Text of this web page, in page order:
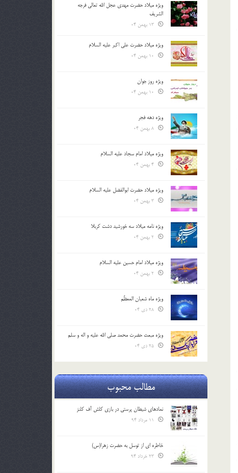
ویژه میلاد حضرت مهدی عجل الله تعالی فرجه
الشريف
ویژه میلاد حضرت علی اکبر علیه السلام
ویژه روز جوان
ویژه دهه فجر
ویژه میلاد امام سجاد علیه السلام
ویژه میلاد حضرت ابوالفضل علیه السلام
ویژه نامه میلاد سه خورشید دشت کربلا
ویژه میلاد امام حسین علیه السلام
ویژه ماه شعبان المعظّم
ویژه مبعث حضرت محمد صلی الله علیه و اله و سلم
مطالب محبوب
نمادهای شیطان پرستی در بازی کلش آف کلنز
خاطره ای از توسل به حضرت زهرا(س)